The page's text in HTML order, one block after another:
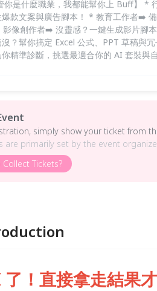
是什麼職業，我都能幫你上 Buff】 *
款文案與廣告腳本！ * 教育工作者➡️
影像創作者➡️ 沒靈感？一鍵生成影片腳
？幫你搞定 Excel 公式、PPT 草稿與
精準診斷，挑選最適合你的 AI 套裝與自
simply show your ticket from
are primarily set by the event
Tickets?
！直接拿走結果